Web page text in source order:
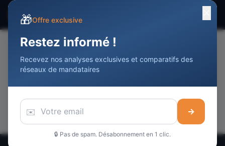
Devenir Agent
📢
🎁Offre exclusive
Restez informé !
Recevez nos analyses exclusives et comparatifs des
réseaux de mandataires
✉️ →
🔒 Pas de spam. Désabonnement en 1 clic.